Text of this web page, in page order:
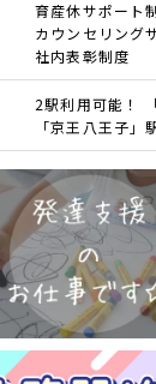
育産休サポート
カウンセリング
社内表彰制度
2駅利用可能！
「京王八王子